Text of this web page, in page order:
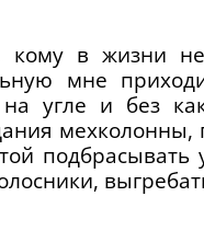
в жизни не
мне
угле и без
мехколонны,
подбрасывать